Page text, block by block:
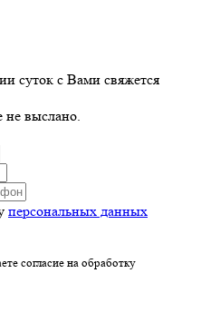
суток с Вами свяжется
выслано.
персональных данных
согласие на обработку